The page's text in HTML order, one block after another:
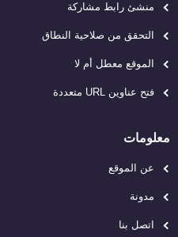
منشئ رابط مشاركة
التحقق من صلاحية النطاق
الموقع معطل أم لا
فتح عناوين URL متعددة
معلومات
عن الموقع
مدونة
اتصل بنا